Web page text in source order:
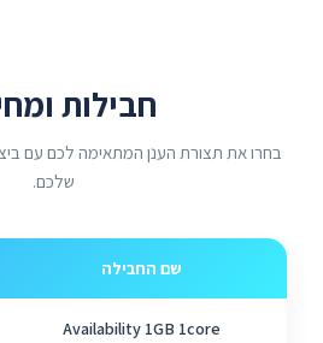
חבילות
בחרו את תצורת הענן המתאימה לכם עם
שלכם.
שם החבילה
Availability 1GB 1core